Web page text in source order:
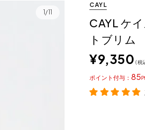
1/11
CAYL
CAYL ケ
トブリム
¥9,350 税
85
ポイント